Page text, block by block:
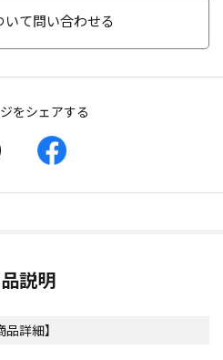
いて問い合わせる
をシェアする
説明
品詳細】